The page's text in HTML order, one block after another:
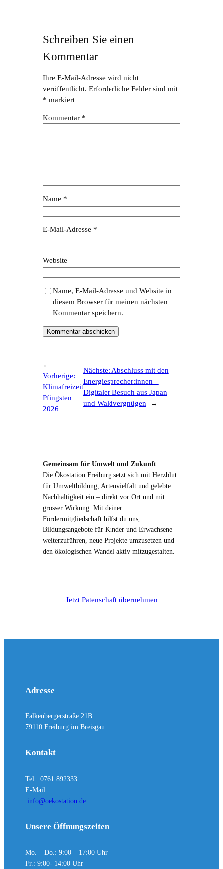
Schreiben Sie einen
Kommentar
Ihre E-Mail-Adresse wird nicht
veröffentlicht. Erforderliche Felder sind mit
* markiert
Kommentar *
Name *
E-Mail-Adresse *
Website
Name, E-Mail-Adresse und Website in
diesem Browser für meinen nächsten
Kommentar speichern.
←
Vorherige:
Klimafreizeit
Pfingsten
2026
Nächste: Abschluss mit den
Energiesprecher:innen –
Digitaler Besuch aus Japan
und Waldvergnügen
→
Gemeinsam für Umwelt und Zukunft
Die Ökostation Freiburg setzt sich mit Herzblut
für Umweltbildung, Artenvielfalt und gelebte
Nachhaltigkeit ein – direkt vor Ort und mit
grosser Wirkung. Mit deiner
Fördermitgliedschaft hilfst du uns,
Bildungsangebote für Kinder und Erwachsene
weiterzuführen, neue Projekte umzusetzen und
den ökologischen Wandel aktiv mitzugestalten.
Jetzt Patenschaft übernehmen
Adresse
Falkenbergerstraße 21B
79110 Freiburg im Breisgau
Kontakt
Tel.: 0761 892333
E-Mail:
info@oekostation.de
Unsere Öffnungszeiten
Mo. – Do.: 9:00 – 17:00 Uhr
Fr.: 9:00- 14:00 Uhr